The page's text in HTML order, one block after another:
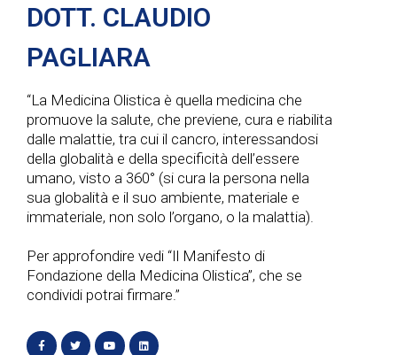
DOTT. CLAUDIO
PAGLIARA
“La Medicina Olistica è quella medicina che
promuove la salute, che previene, cura e riabilita
dalle malattie, tra cui il cancro, interessandosi
della globalità e della specificità dell’essere
umano, visto a 360° (si cura la persona nella
sua globalità e il suo ambiente, materiale e
immateriale, non solo l’organo, o la malattia).
Per approfondire vedi “Il Manifesto di
Fondazione della Medicina Olistica”, che se
condividi potrai firmare.”